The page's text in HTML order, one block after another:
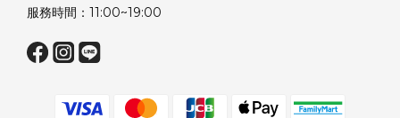
服務時間：11:00~19:00